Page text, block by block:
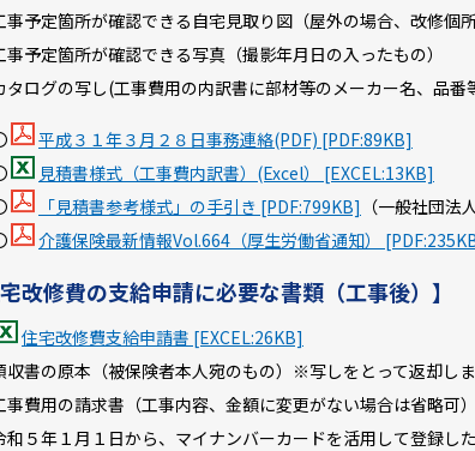
予定箇所が確認できる自宅見取り図（屋外の場合、改修個
予定箇所が確認できる写真（撮影年月日の入ったもの）
ログの写し(工事費用の内訳書に部材等のメーカー名、品番
平成３１年３月２８日事務連絡(PDF) [PDF:89KB]
見積書様式（工事費内訳書）(Excel） [EXCEL:13KB]
「見積書参考様式」の手引き [PDF:799KB] （一般社団
介護保険最新情報Vol.664（厚生労働省通知）
宅改修費の支給申請に必要な書類（工事後）】
住宅改修費支給申請書 [EXCEL:26KB]
書の原本（被保険者本人宛のもの）※写しをとって返却しま
費用の請求書（工事内容、金額に変更がない場合は省略可）
５年１月１日から、マイナンバーカードを活用して登録し